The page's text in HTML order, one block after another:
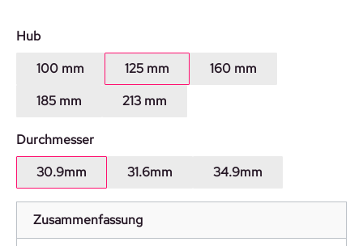
Hubauswählen
100 mm
125 mm
160 mm
185 mm
213 mm
Durchmesserauswählen
30.9mm
31.6mm 34.9mm
Zusammenfassung